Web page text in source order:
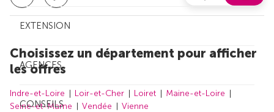
EXTENSION
AGENCES
CONSEILS
Choisissez un département pour afficher
les offres
Indre-et-Loire Loir-et-Cher Loiret
Maine-et-Loire
Seine-et-Marne
Vendée Vienne